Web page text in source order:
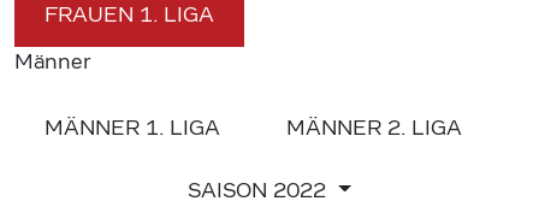
FRAUEN 1. LIGA
Männer
MÄNNER 1. LIGA MÄNNER 2. LIGA
SAISON 2022